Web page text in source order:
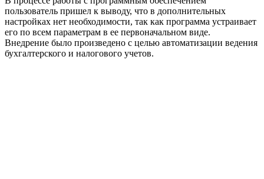
пользователь пришел к выводу, что в дополнительных
настройках нет необходимости, так как программа устраивает
его по всем параметрам в ее первоначальном виде.
Внедрение было произведено с целью автоматизации ведения
бухгалтерского и налогового учетов.